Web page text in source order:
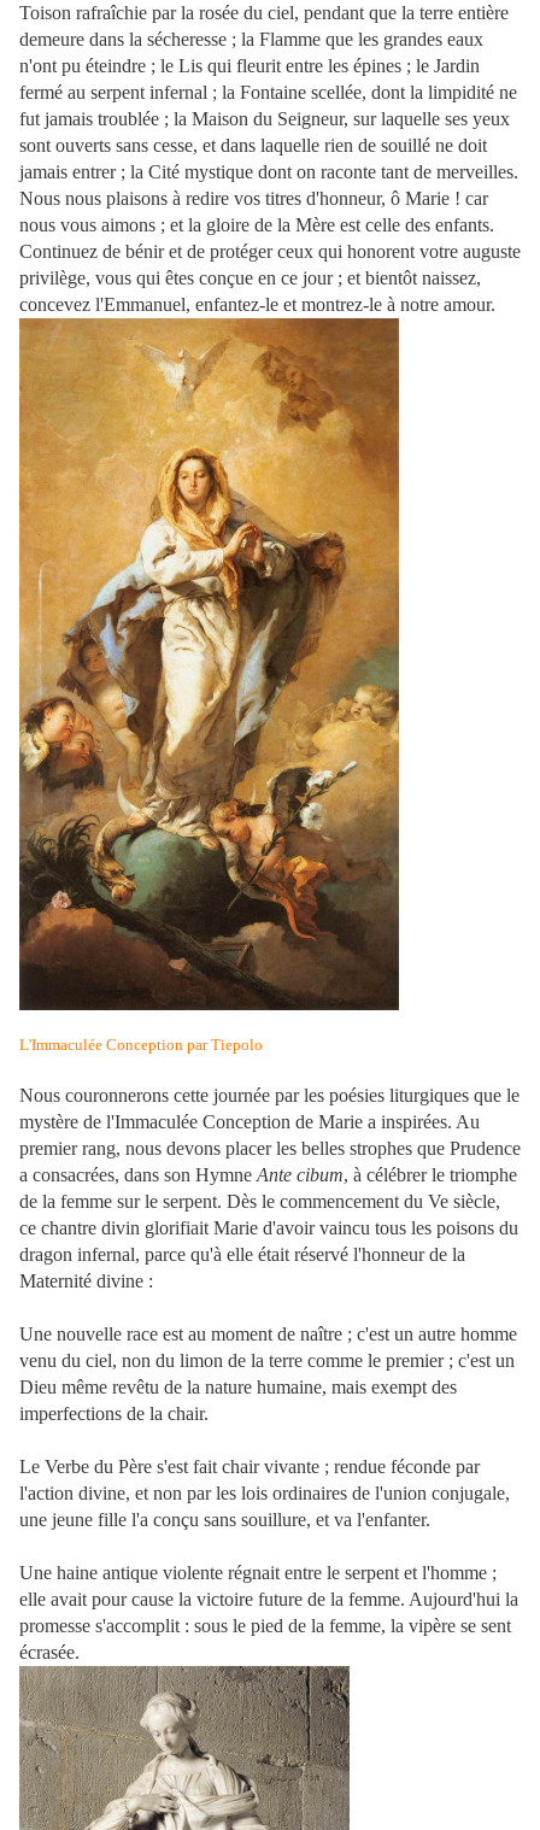
Toison rafraîchie par la rosée du ciel, pendant que la terre entière
demeure dans la sécheresse ; la Flamme que les grandes eaux
n'ont pu éteindre ; le Lis qui fleurit entre les épines ; le Jardin
fermé au serpent infernal ; la Fontaine scellée, dont la limpidité ne
fut jamais troublée ; la Maison du Seigneur, sur laquelle ses yeux
sont ouverts sans cesse, et dans laquelle rien de souillé ne doit
jamais entrer ; la Cité mystique dont on raconte tant de merveilles.
Nous nous plaisons à redire vos titres d'honneur, ô Marie ! car
nous vous aimons ; et la gloire de la Mère est celle des enfants.
Continuez de bénir et de protéger ceux qui honorent votre auguste
privilège, vous qui êtes conçue en ce jour ; et bientôt naissez,
concevez l'Emmanuel, enfantez-le et montrez-le à notre amour.
L'Immaculée Conception par Tiepolo
Nous couronnerons cette journée par les poésies liturgiques que le
mystère de l'Immaculée Conception de Marie a inspirées. Au
premier rang, nous devons placer les belles strophes que Prudence
a consacrées, dans son Hymne Ante cibum, à célébrer le triomphe
de la femme sur le serpent. Dès le commencement du Ve siècle,
ce chantre divin glorifiait Marie d'avoir vaincu tous les poisons du
dragon infernal, parce qu'à elle était réservé l'honneur de la
Maternité divine :
Une nouvelle race est au moment de naître ; c'est un autre homme
venu du ciel, non du limon de la terre comme le premier ; c'est un
Dieu même revêtu de la nature humaine, mais exempt des
imperfections de la chair.
Le Verbe du Père s'est fait chair vivante ; rendue féconde par
l'action divine, et non par les lois ordinaires de l'union conjugale,
une jeune fille l'a conçu sans souillure, et va l'enfanter.
Une haine antique violente régnait entre le serpent et l'homme ;
elle avait pour cause la victoire future de la femme. Aujourd'hui la
promesse s'accomplit : sous le pied de la femme, la vipère se sent
écrasée.